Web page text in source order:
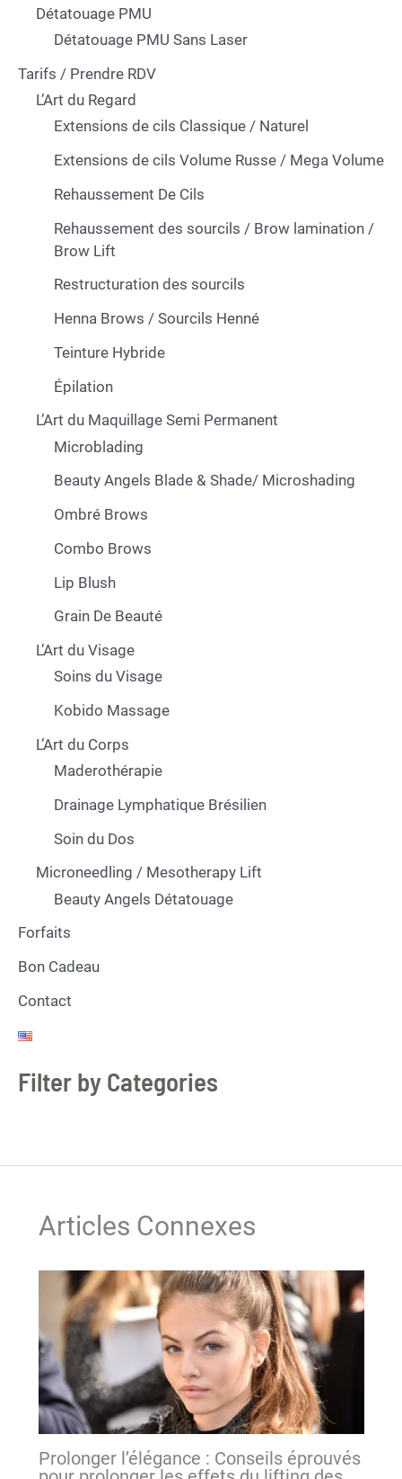
Détatouage PMU
Détatouage PMU Sans Laser
Tarifs / Prendre RDV
L’Art du Regard
Extensions de cils Classique / Naturel
Extensions de cils Volume Russe / Mega Volume
Rehaussement De Cils
Rehaussement des sourcils / Brow lamination /
Brow Lift
Restructuration des sourcils
Henna Brows / Sourcils Henné
Teinture Hybride
Épilation
L’Art du Maquillage Semi Permanent
Microblading
Beauty Angels Blade & Shade/ Microshading
Ombré Brows
Combo Brows
Lip Blush
Grain De Beauté
L’Art du Visage
Soins du Visage
Kobido Massage
L’Art du Corps
Maderothérapie
Drainage Lymphatique Brésilien
Soin du Dos
Microneedling / Mesotherapy Lift
Beauty Angels Détatouage
Forfaits
Bon Cadeau
Contact
Filter by Categories
Articles Connexes
Prolonger l’élégance : Conseils éprouvés